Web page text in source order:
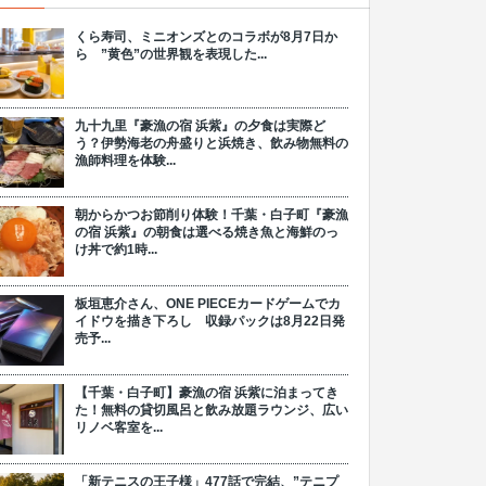
くら寿司、ミニオンズとのコラボが8月7日か
ら ”黄色”の世界観を表現した...
九十九里『豪漁の宿 浜紫』の夕食は実際ど
う？伊勢海老の舟盛りと浜焼き、飲み物無料の
漁師料理を体験...
朝からかつお節削り体験！千葉・白子町『豪漁
の宿 浜紫』の朝食は選べる焼き魚と海鮮のっ
け丼で約1時...
板垣恵介さん、ONE PIECEカードゲームでカ
イドウを描き下ろし 収録パックは8月22日発
売予...
【千葉・白子町】豪漁の宿 浜紫に泊まってき
た！無料の貸切風呂と飲み放題ラウンジ、広い
リノベ客室を...
「新テニスの王子様」477話で完結、”テニプ